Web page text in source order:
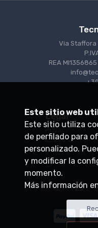
Via Staffora
REA
Legal
Cookies
Condiciones de venta
Este sitio web
Este sitio utiliza
de perfilado para
personalizado.
y modificar la
momento.
Más información